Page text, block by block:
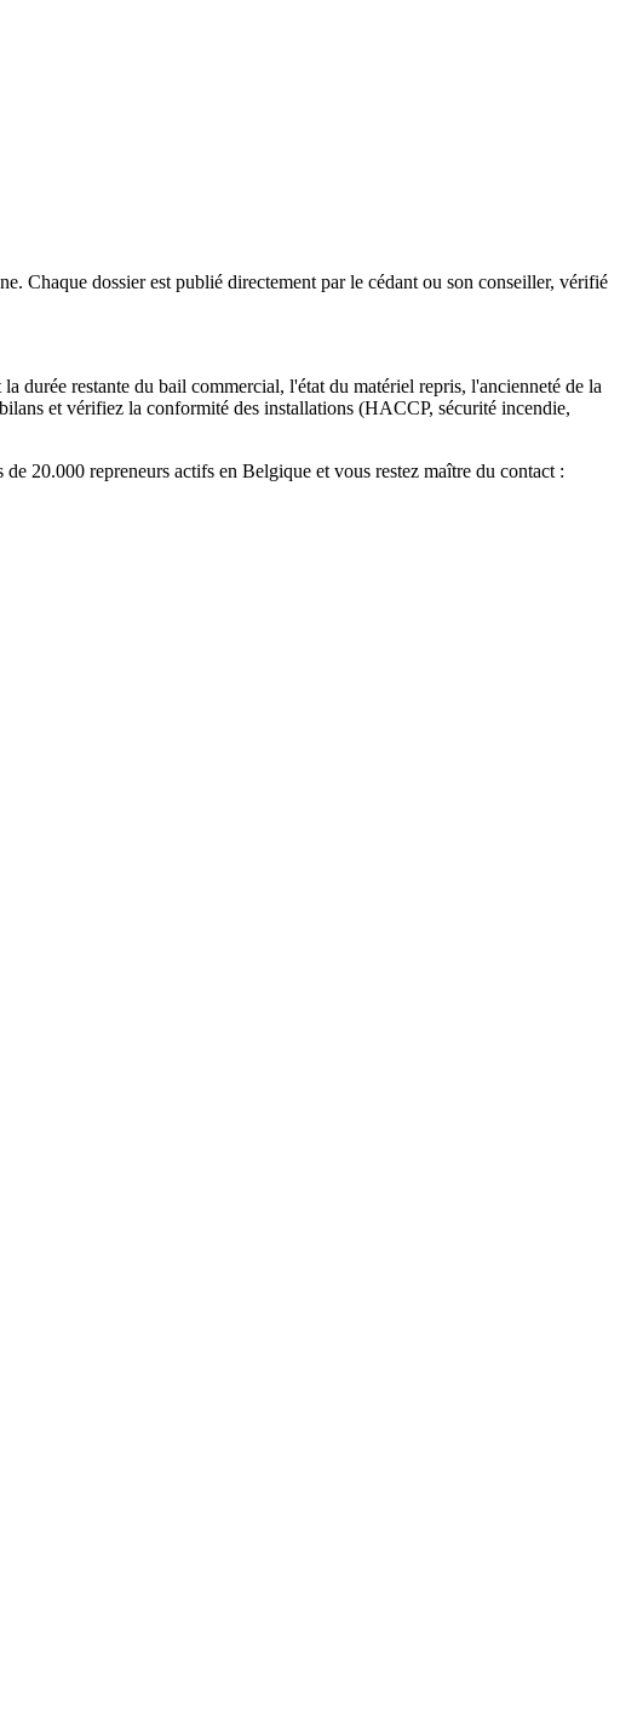
Chaque dossier est publié directement par le cédant ou son conseiller, vérifié
durée restante du bail commercial, l'état du matériel repris, l'ancienneté de la
et vérifiez la conformité des installations (HACCP, sécurité incendie,
20.000 repreneurs actifs en Belgique et vous restez maître du contact :